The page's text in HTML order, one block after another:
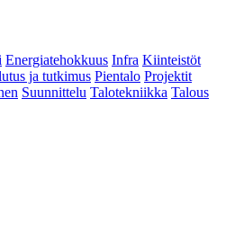
Energiatehokkuus Infra Kiinteistöt
ja tutkimus Pientalo Projektit
Suunnittelu Talotekniikka Talous